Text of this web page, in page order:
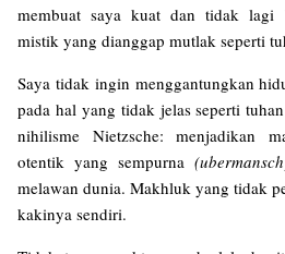
membuat saya kuat dan tidak lagi
mistik yang dianggap mutlak seperti
Saya tidak ingin menggantungkan
pada hal yang tidak jelas seperti
nihilisme Nietzsche: menjadikan
otentik yang sempurna
melawan dunia. Makhluk yang tidak
kakinya sendiri.